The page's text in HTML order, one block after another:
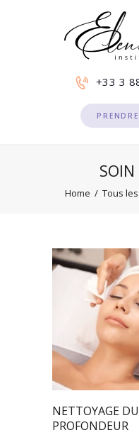
+33 3
Home Tous
NETTOYAGE
PROFONDEUR